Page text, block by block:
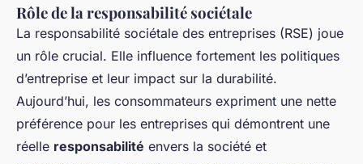
Rôle de la responsabilité sociétale
La responsabilité sociétale des entreprises (RSE) joue
un rôle crucial. Elle influence fortement les politiques
d’entreprise et leur impact sur la durabilité.
Aujourd’hui, les consommateurs expriment une nette
préférence pour les entreprises qui démontrent une
réelle responsabilité envers la société et